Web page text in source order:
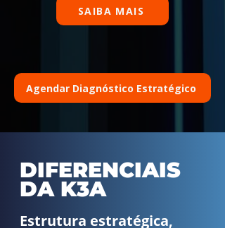
SAIBA MAIS
Agendar Diagnóstico Estratégico
DIFERENCIAIS
DA K3A
Estrutura estratégica,